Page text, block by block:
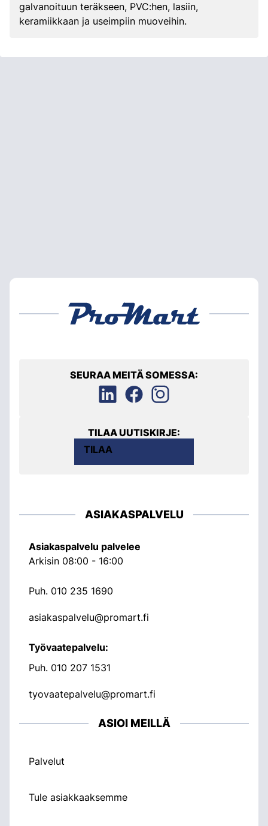
galvanoituun teräkseen, PVC:hen, lasiin,
keramiikkaan ja useimpiin muoveihin.
SEURAA MEITÄ SOMESSA:
TILAA UUTISKIRJE:
TILAA
ASIAKASPALVELU
Asiakaspalvelu palvelee
Arkisin 08:00 - 16:00
Puh. 010 235 1690
asiakaspalvelu@promart.fi
Työvaatepalvelu:
Puh. 010 207 1531
tyovaatepalvelu@promart.fi
ASIOI MEILLÄ
Palvelut
Tule asiakkaaksemme